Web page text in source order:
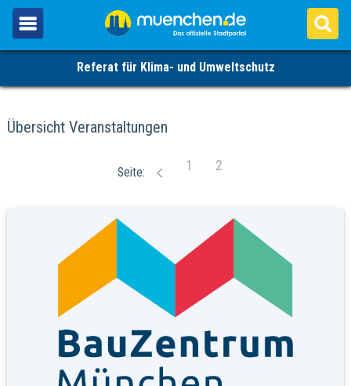
Referat für Klima- und Umweltschutz
Übersicht Veranstaltungen
1 2